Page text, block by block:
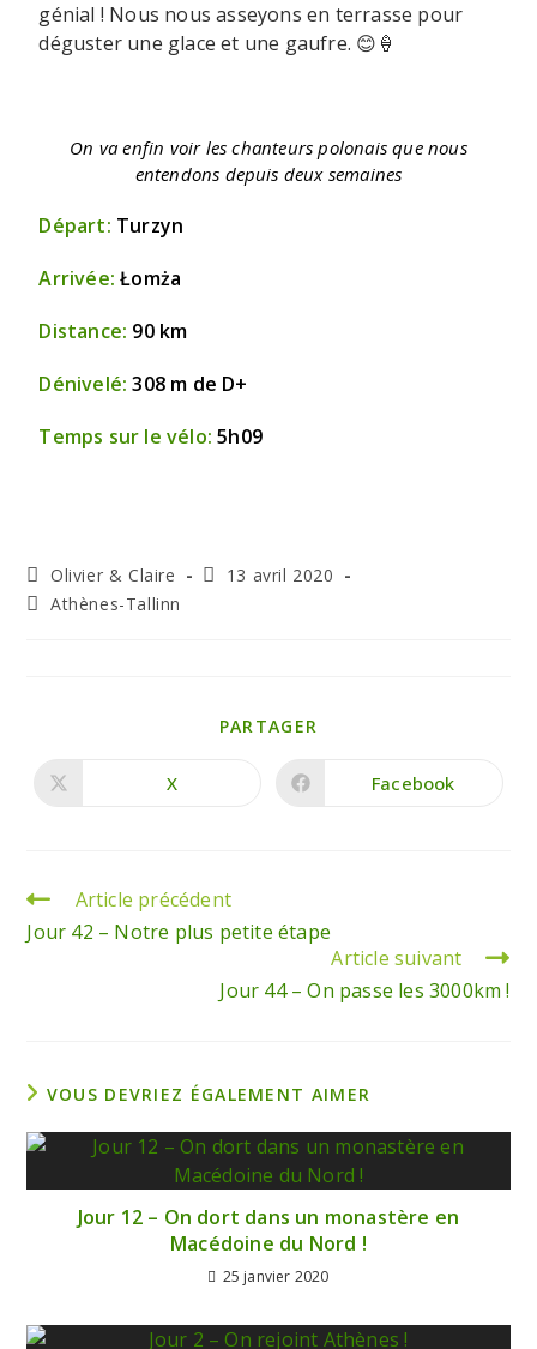
génial ! Nous nous asseyons en terrasse pour
déguster une glace et une gaufre. 😊🍦
On va enfin voir les chanteurs polonais que nous
entendons depuis deux semaines
Départ: Turzyn
Arrivée:Łomża
Distance: 90 km
Dénivelé: 308 m de D+
Temps sur le vélo:5h09
Olivier & Claire
13 avril 2020
Athènes-Tallinn
PARTAGER
X Facebook
Article précédent
Jour 42 – Notre plus petite étape
Article suivant
Jour 44 – On passe les 3000km !
VOUS DEVRIEZ ÉGALEMENT AIMER
Jour 12 – On dort dans un monastère en
Macédoine du Nord !
25 janvier 2020